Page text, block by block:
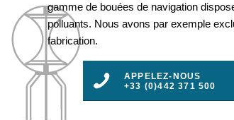
gamme de bouées de navigation
polluants. Nous avons par exemple
fabrication.
APPELEZ-NOUS
+33 (0)442 371 500